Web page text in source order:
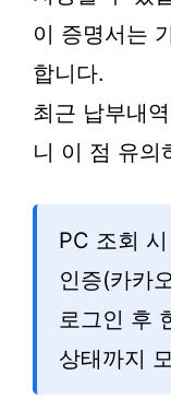
이 증명서는
합니다.
최근 납부내
니 이 점 유의
PC 조회
인증(카카
로그인 후
상태까지